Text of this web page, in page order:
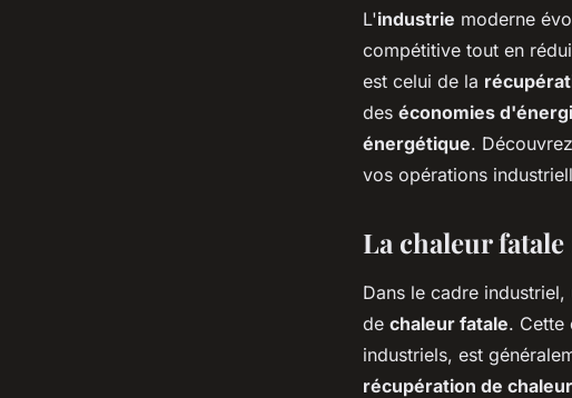
Quels sont les
récupération de
bâtiments industriels ?
L'industrie moderne
compétitive tout en
est celui de la
des économies
énergétique.
vos opérations
La chaleur
Dans le cadre
de chaleur fatale. Cette
industriels, est
récupération de chaleur